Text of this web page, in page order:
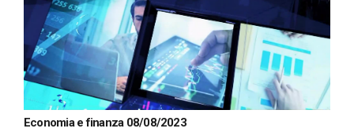
Economia e finanza 08/08/2023